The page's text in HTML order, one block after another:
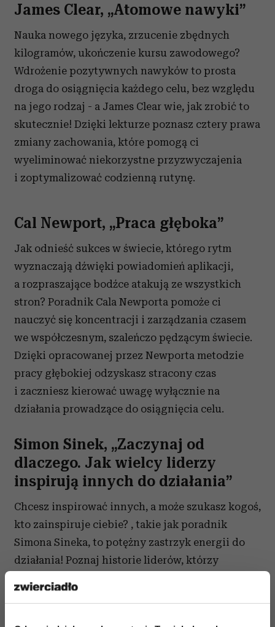
James Clear, „Atomowe nawyki”
Nauka nowego języka, zrzucenie zbędnych
kilogramów, ukończenie kursu zawodowego?
Wdrożenie pozytywnych nawyków to prosta
droga do osiągnięcia każdego celu, bez względu
na jego rodzaj - a James Clear wie, jak zrobić to
skutecznie! Dzięki lekturze poznasz cztery prawa
zmiany zachowania, które pomogą ci
wyeliminować niekorzystne przyzwyczajenia
i zoptymalizować codzienną rutynę.
Cal Newport, „Praca głęboka”
Jak odnieść sukces w świecie, którego rytm
wyznaczają dźwięki powiadomień aplikacji,
a rozpraszające bodźce atakują ze wszystkich
stron? Poradnik Cala Newporta pomoże ci
nauczyć się koncentracji i zarządzania czasem
we współczesnym, szaleńczo pędzącym świecie.
Dzięki opracowanej przez Newporta metodzie
pracy głębokiej odzyskasz stracony czas
i zaczniesz kierować uwagę wyłącznie na
działania prowadzące do osiągnięcia celu.
Simon Sinek, „Zaczynaj od
dlaczego. Jak wielcy liderzy
inspirują innych do działania”
Chcesz inspirować innych, a może szukasz kogoś,
kto zainspiruje ciebie? , takie jak poradnik
Simona Sineka, to potężny zastrzyk energii do
działania! Poznaj historie liderów, którzy